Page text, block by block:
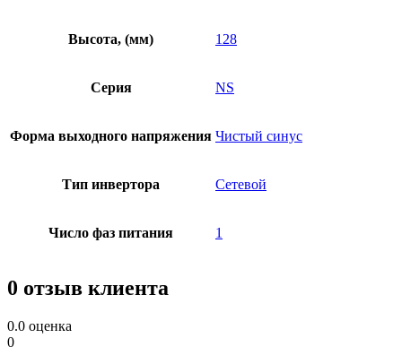
Высота, (мм) 128
Серия NS
Форма выходного напряжения Чистый синус
Тип инвертора Сетевой
Число фаз питания 1
0 отзыв клиента
0.0 оценка
0